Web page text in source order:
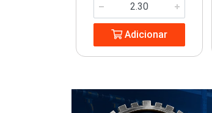
Adicionar